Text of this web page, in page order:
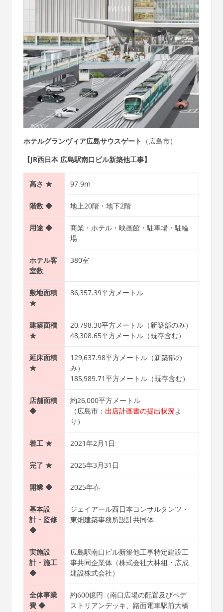
ホテルグランヴィア広島サウスゲート
（広島市）
【JR西日本 広島駅南口ビル新築他工事】
高さ ★ 97.9m
階数 ◆ 地上20階・地下2階
用途 ◆
商業・ホテル・映画館・駐車場・駐輪
場
ホテル客
室数
380室
敷地面積
★
86,357.39平方メートル
建築面積
★
20,798.30平方メートル（新築部のみ）
48,308.65平方メートル（既存含む）
延床面積
★
129,637.98平方メートル（新築部の
み）
185,989.71平方メートル（既存含む）
店舗面積
◆
約26,000平方メートル
（広島市：出店計画書の提出状況よ
り）
着工 ★ 2021年2月1日
完了 ★ 2025年3月31日
開業 ◆ 2025年春
基本設
計・監修
◆
ジェイアール西日本コンサルタンツ・
東畑建築事務所設計共同体
実施設
計・施工
◆
広島駅南口ビル新築他工事特定建設工
事共同企業体（株式会社大林組・広成
建設株式会社）
全体事業
費 ◆
約600億円（南口広場の配置及びペデ
ストリアンデッキ、路面電車駅前大橋